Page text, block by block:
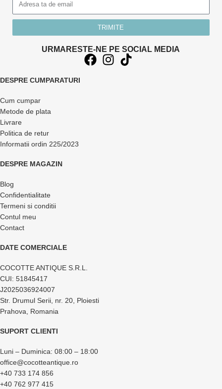
TRIMITE
URMARESTE-NE PE SOCIAL MEDIA
DESPRE CUMPARATURI
Cum cumpar
Metode de plata
Livrare
Politica de retur
Informatii ordin 225/2023
DESPRE MAGAZIN
Blog
Confidentialitate
Termeni si conditii
Contul meu
Contact
DATE COMERCIALE
COCOTTE ANTIQUE S.R.L.
CUI: 51845417
J2025036924007
Str. Drumul Serii, nr. 20, Ploiesti
Prahova, Romania
SUPORT CLIENTI
Luni – Duminica: 08:00 – 18:00
office@cocotteantique.ro
+40 733 174 856
+40 762 977 415